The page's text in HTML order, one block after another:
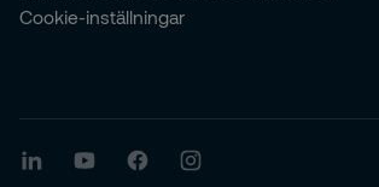
Cookie-inställningar